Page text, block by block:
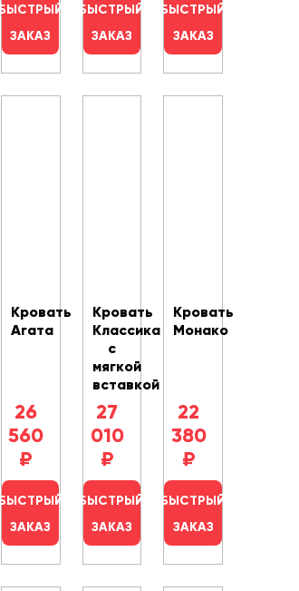
БЫСТРЫЙ
ЗАКАЗ
БЫСТРЫЙ
ЗАКАЗ
БЫСТРЫЙ
ЗАКАЗ
Кровать
Агата
26
560
₽
БЫСТРЫЙ
ЗАКАЗ
Кровать
Классика
с
мягкой
вставкой
27
010
₽
БЫСТРЫЙ
ЗАКАЗ
Кровать
Монако
22
380
₽
БЫСТРЫЙ
ЗАКАЗ